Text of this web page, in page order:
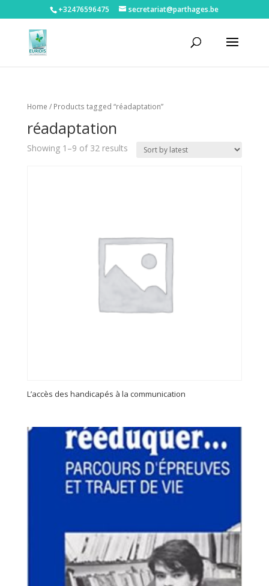
+32476596475‬ secretariat@parthages.be
Home / Products tagged “réadaptation”
réadaptation
Showing 1–9 of 32 results
L’accès des handicapés à la communication